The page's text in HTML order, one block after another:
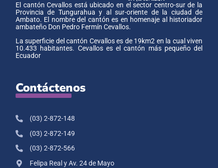
El cantón Cevallos está ubicado en el sector centro-sur de la
Provincia de Tungurahua y al sur-oriente de la ciudad de
Ambato. El nombre del cantón es en homenaje al historiador
ambateño Don Pedro Fermín Cevallos.
La superficie del cantón Cevallos es de 19km2 en la cual viven
10.433 habitantes. Cevallos es el cantón más pequeño del
Ecuador
Contáctenos
(03) 2-872-148
(03) 2-872-149
(03) 2-872-566
Felipa Real y Av. 24 de Mayo